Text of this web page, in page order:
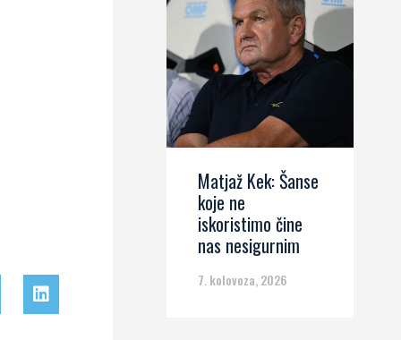
Matjaž Kek: Šanse
koje ne
iskoristimo čine
nas nesigurnim
7. kolovoza, 2026